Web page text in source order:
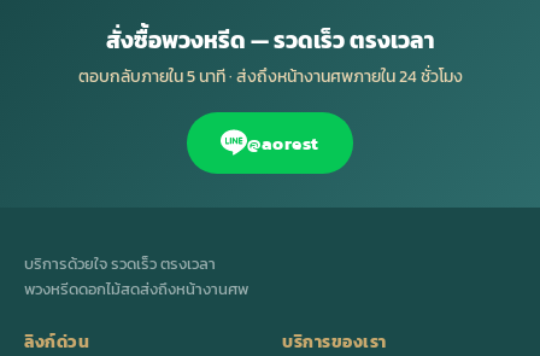
สั่งซื้อพวงหรีด — รวดเร็ว ตรงเวลา
ตอบกลับภายใน 5 นาที · ส่งถึงหน้างานศพภายใน 24 ชั่วโมง
@aorest
บริการด้วยใจ รวดเร็ว ตรงเวลา
พวงหรีดดอกไม้สดส่งถึงหน้างานศพ
ลิงก์ด่วน บริการของเรา